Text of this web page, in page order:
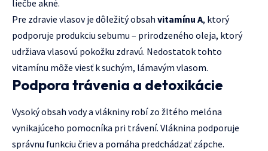
liečbe akné.
Pre zdravie vlasov je dôležitý obsah vitamínu A, ktorý
podporuje produkciu sebumu – prirodzeného oleja, ktorý
udržiava vlasovú pokožku zdravú. Nedostatok tohto
vitamínu môže viesť k suchým, lámavým vlasom.
Podpora trávenia a detoxikácie
Vysoký obsah vody a vlákniny robí zo žltého melóna
vynikajúceho pomocníka pri trávení. Vláknina podporuje
správnu funkciu čriev a pomáha predchádzať zápche.